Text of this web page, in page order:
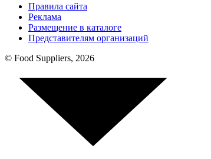
Правила сайта
Реклама
Размещение в каталоге
Представителям организаций
© Food Suppliers, 2026